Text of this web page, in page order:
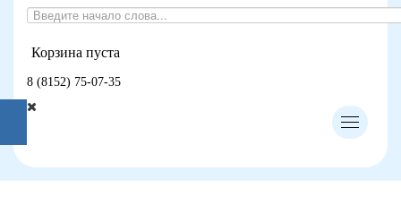
Корзина пуста
8 (8152) 75-07-35